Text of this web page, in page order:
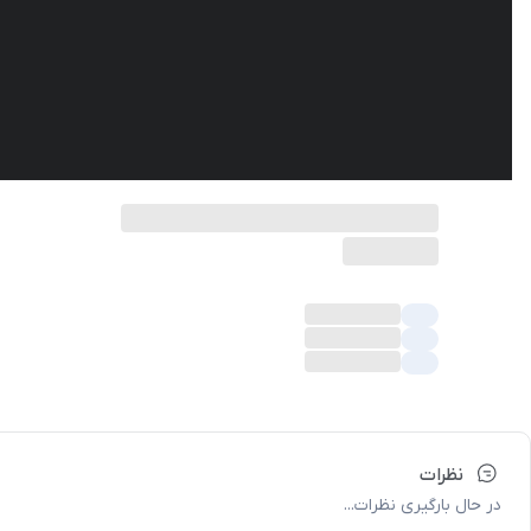
نظرات
در حال بارگیری نظرات...